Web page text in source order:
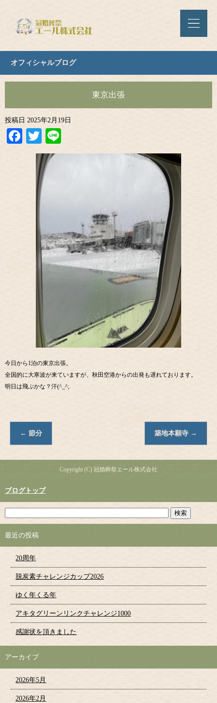
オフィシャルブログ
東京出張
投稿日 2025年2月19日
Facebook
Twitter
今日から1泊の東京出張。
全国的に大寒波が来ていますが、秋田空港からの出発も遅れております。
明日は飛ぶかな？汗(^_^;
← 節分 築地本願寺 →
Copyright (C) 冠婚葬祭エール株式会社
ブログトップ
最近の投稿
20周年
脱炭素チャレンジカップ2026
ゆく年くる年
アキタグリーンリンクチャレンジ1000
感謝状を頂きました
アーカイブ
2026年5月
2026年2月